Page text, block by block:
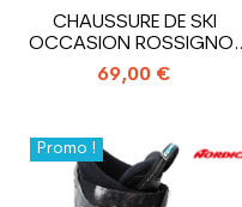
CHAUSSURE DE SKI
OCCASION ROSSIGNOL
PURE
69,00 €
Promo !